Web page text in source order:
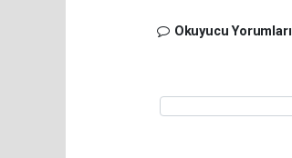
Okuyucu Yorumları